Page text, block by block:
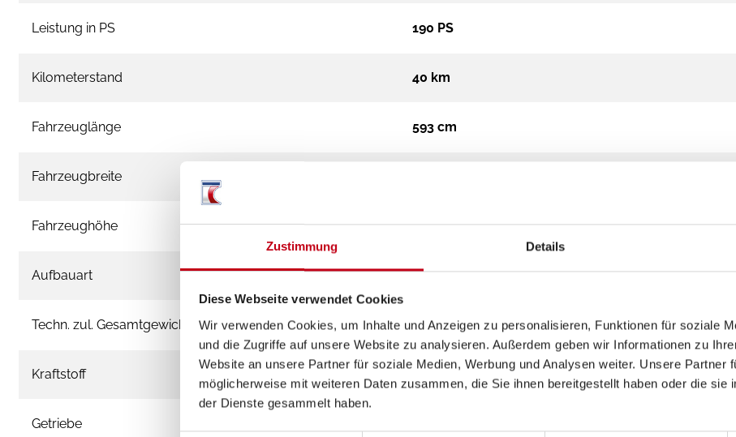
Zustimmung Details
Diese Webseite verwendet Cookies
Wir verwenden Cookies, um Inhalte und Anzeigen zu personalisieren, Funktionen für soziale
und die Zugriffe auf unsere Website zu analysieren. Außerdem geben wir Informationen zu
Website an unsere Partner für soziale Medien, Werbung und Analysen weiter. Unsere Partner
möglicherweise mit weiteren Daten zusammen, die Sie ihnen bereitgestellt haben oder die sie
der Dienste gesammelt haben.
Leistung in PS 190 PS
Kilometerstand 40 km
Fahrzeuglänge 593 cm
Fahrzeugbreite
Fahrzeughöhe 285 cm
Aufbauart Campervan
Techn. zul. Gesamtgewicht 4.100 kg
Kraftstoff Diesel
Getriebe